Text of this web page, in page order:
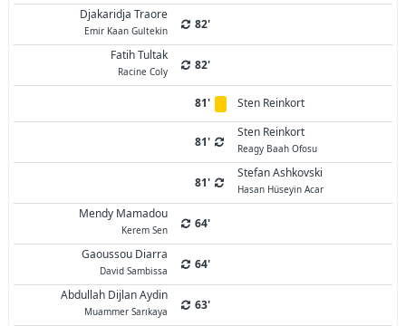
Djakaridja Traore
Emir Kaan Gultekin
82'
Fatih Tultak
Racine Coly 82'
81' Sten Reinkort
81'
Sten Reinkort
Reagy Baah Ofosu
81'
Stefan Ashkovski
Hasan Hüseyin Acar
Mendy Mamadou
Kerem Sen
64'
Gaoussou Diarra
David Sambissa
64'
Abdullah Dijlan Aydin
Muammer Sarıkaya 63'